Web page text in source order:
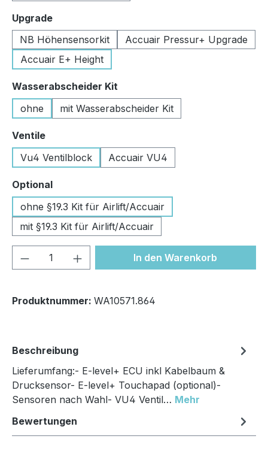
Upgradeauswählen
NB Höhensensorkit
Accuair Pressur+ Upgrade
Accuair E+ Height
Wasserabscheider Kit
ohne
mit Wasserabscheider Kit
Ventileauswählen
Vu4 Ventilblock
Accuair VU4
Optionalauswählen
ohne §19.3 Kit für Airlift/Accuair
mit §19.3 Kit für Airlift/Accuair
Produkt Anzahl: Gib denIn den Warenkorb
Produktnummer: WA10571.864
Beschreibung
Lieferumfang:- E-level+ ECU inkl Kabelbaum &
Drucksensor- E-level+ Touchapad (optional)-
Sensoren nach Wahl- VU4 Ventil… Mehr
Bewertungen